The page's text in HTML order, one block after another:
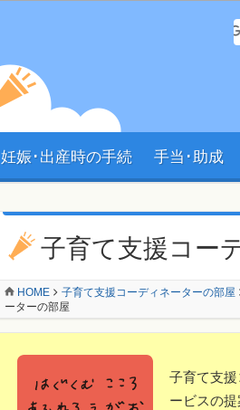
妊娠･出産時の手続 手当･助成
子育て支援コー
HOME 子育て支援コーディネーターの部屋
ーターの部屋
子育て支
ービスの